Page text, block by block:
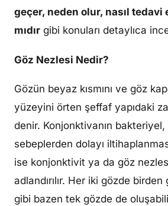
geçer, neden olur, nasıl tedavi
mıdır gibi konuları detaylıca
Göz Nezlesi Nedir?
Gözün beyaz kısmını ve göz
yüzeyini örten şeffaf yapıdaki
denir. Konjonktivanın
sebeplerden dolayı
ise konjonktivit ya da göz
adlandırılır. Her iki gözde
gibi bazen tek gözde de